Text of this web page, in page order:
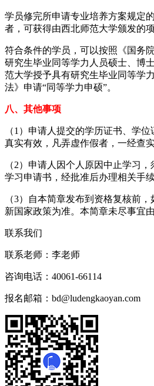
学员修完所申请专业培养方案规定
者，可获得由西北师范大学颁发的
符合条件的学员，可以按照《国务
研究生毕业同等学力人员硕士、博
范大学授予具有研究生毕业同等学
法》申请“同等学力申硕”。
八、其他事项
（1）申请人提交的学历证书、学
真实有效，凡弄虚作假者，一经查
（2）申请人因个人原因中止学习
学习申请书，经批准后办理相关手
（3）自本简章发布到资格复核前
新国家政策为准。本简章未尽事宜
联系我们
联系老师： 李老师
咨询电话： 40061-66114
报名邮箱： bd@ludengkaoyan.com